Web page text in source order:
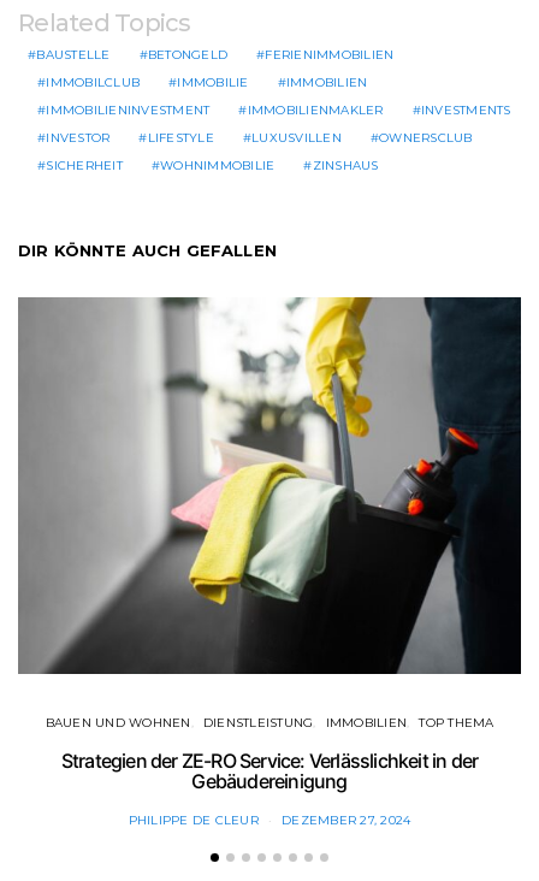
Related Topics
BAUSTELLE BETONGELD
FERIENIMMOBILIEN
IMMOBILCLUB
IMMOBILIE
IMMOBILIEN
IMMOBILIENINVESTMENT
IMMOBILIENMAKLER
INVESTMENTS
INVESTOR
LIFESTYLE LUXUSVILLEN
OWNERSCLUB
SICHERHEIT
WOHNIMMOBILIE ZINSHAUS
DIR KÖNNTE AUCH GEFALLEN
BAUEN UND WOHNEN DIENSTLEISTUNG IMMOBILIEN TOP THEMA
Strategien der ZE-RO Service: Verlässlichkeit in der
Gebäudereinigung
PHILIPPE DE CLEUR DEZEMBER 27, 2024